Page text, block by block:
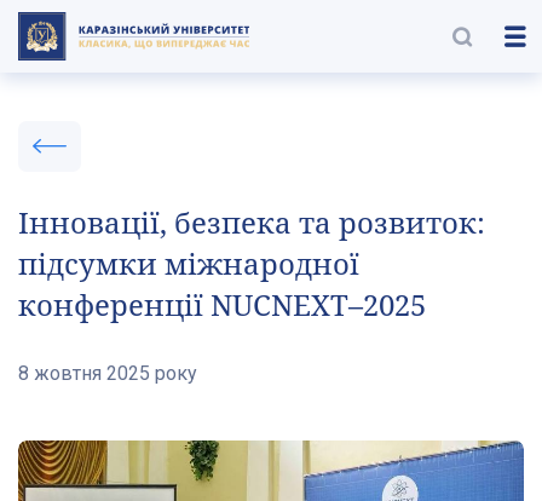
Інновації, безпека та розвиток:
підсумки міжнародної
конференції NUCNEXT–2025
8 жовтня 2025 року